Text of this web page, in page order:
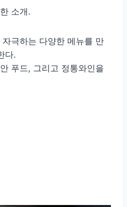
소개.
극하는 다양한 메뉴를 만
다.
푸드, 그리고 정통와인을